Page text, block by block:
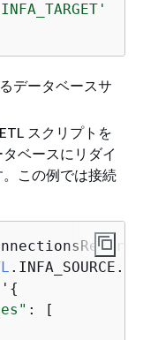
データベースサ
スクリプトを
ベースにリダイ
この例では接続
{
: [